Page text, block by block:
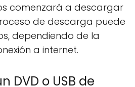
comenzará a descargar
de descarga puede
dependiendo de la
a internet.
DVD o USB de